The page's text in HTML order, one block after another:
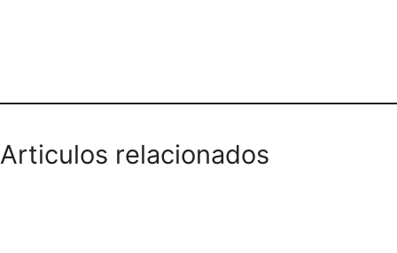
Articulos relacionados